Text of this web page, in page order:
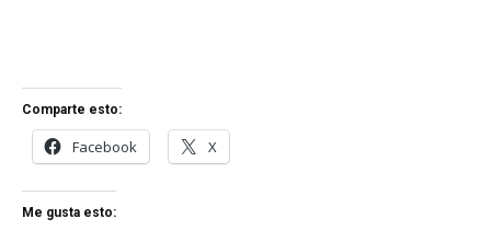
Comparte esto:
Facebook X
Me gusta esto: